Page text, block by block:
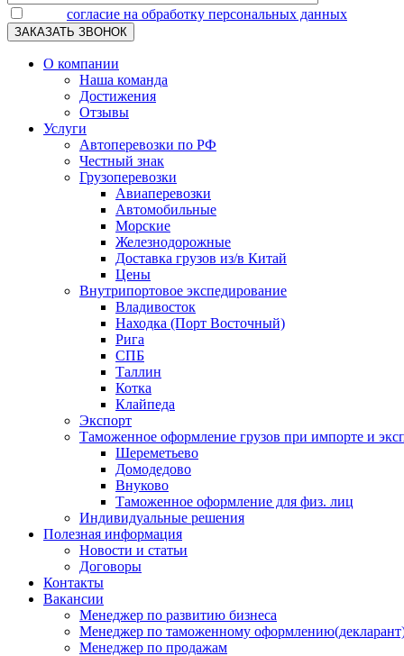
согласие на обработку персональных данных
О компании
Наша команда
Достижения
Отзывы
Услуги
Автоперевозки по РФ
Честный знак
Грузоперевозки
Авиаперевозки
Автомобильные
Морские
Железнодорожные
Доставка грузов из/в Китай
Цены
Внутрипортовое экспедирование
Владивосток
Находка (Порт Восточный)
Рига
СПБ
Таллин
Котка
Клайпеда
Экспорт
Таможенное оформление грузов при импорте и
Шереметьево
Домодедово
Внуково
Таможенное оформление для физ. лиц
Индивидуальные решения
Полезная информация
Новости и статьи
Договоры
Контакты
Вакансии
Менеджер по развитию бизнеса
Менеджер по таможенному
Менеджер по продажам